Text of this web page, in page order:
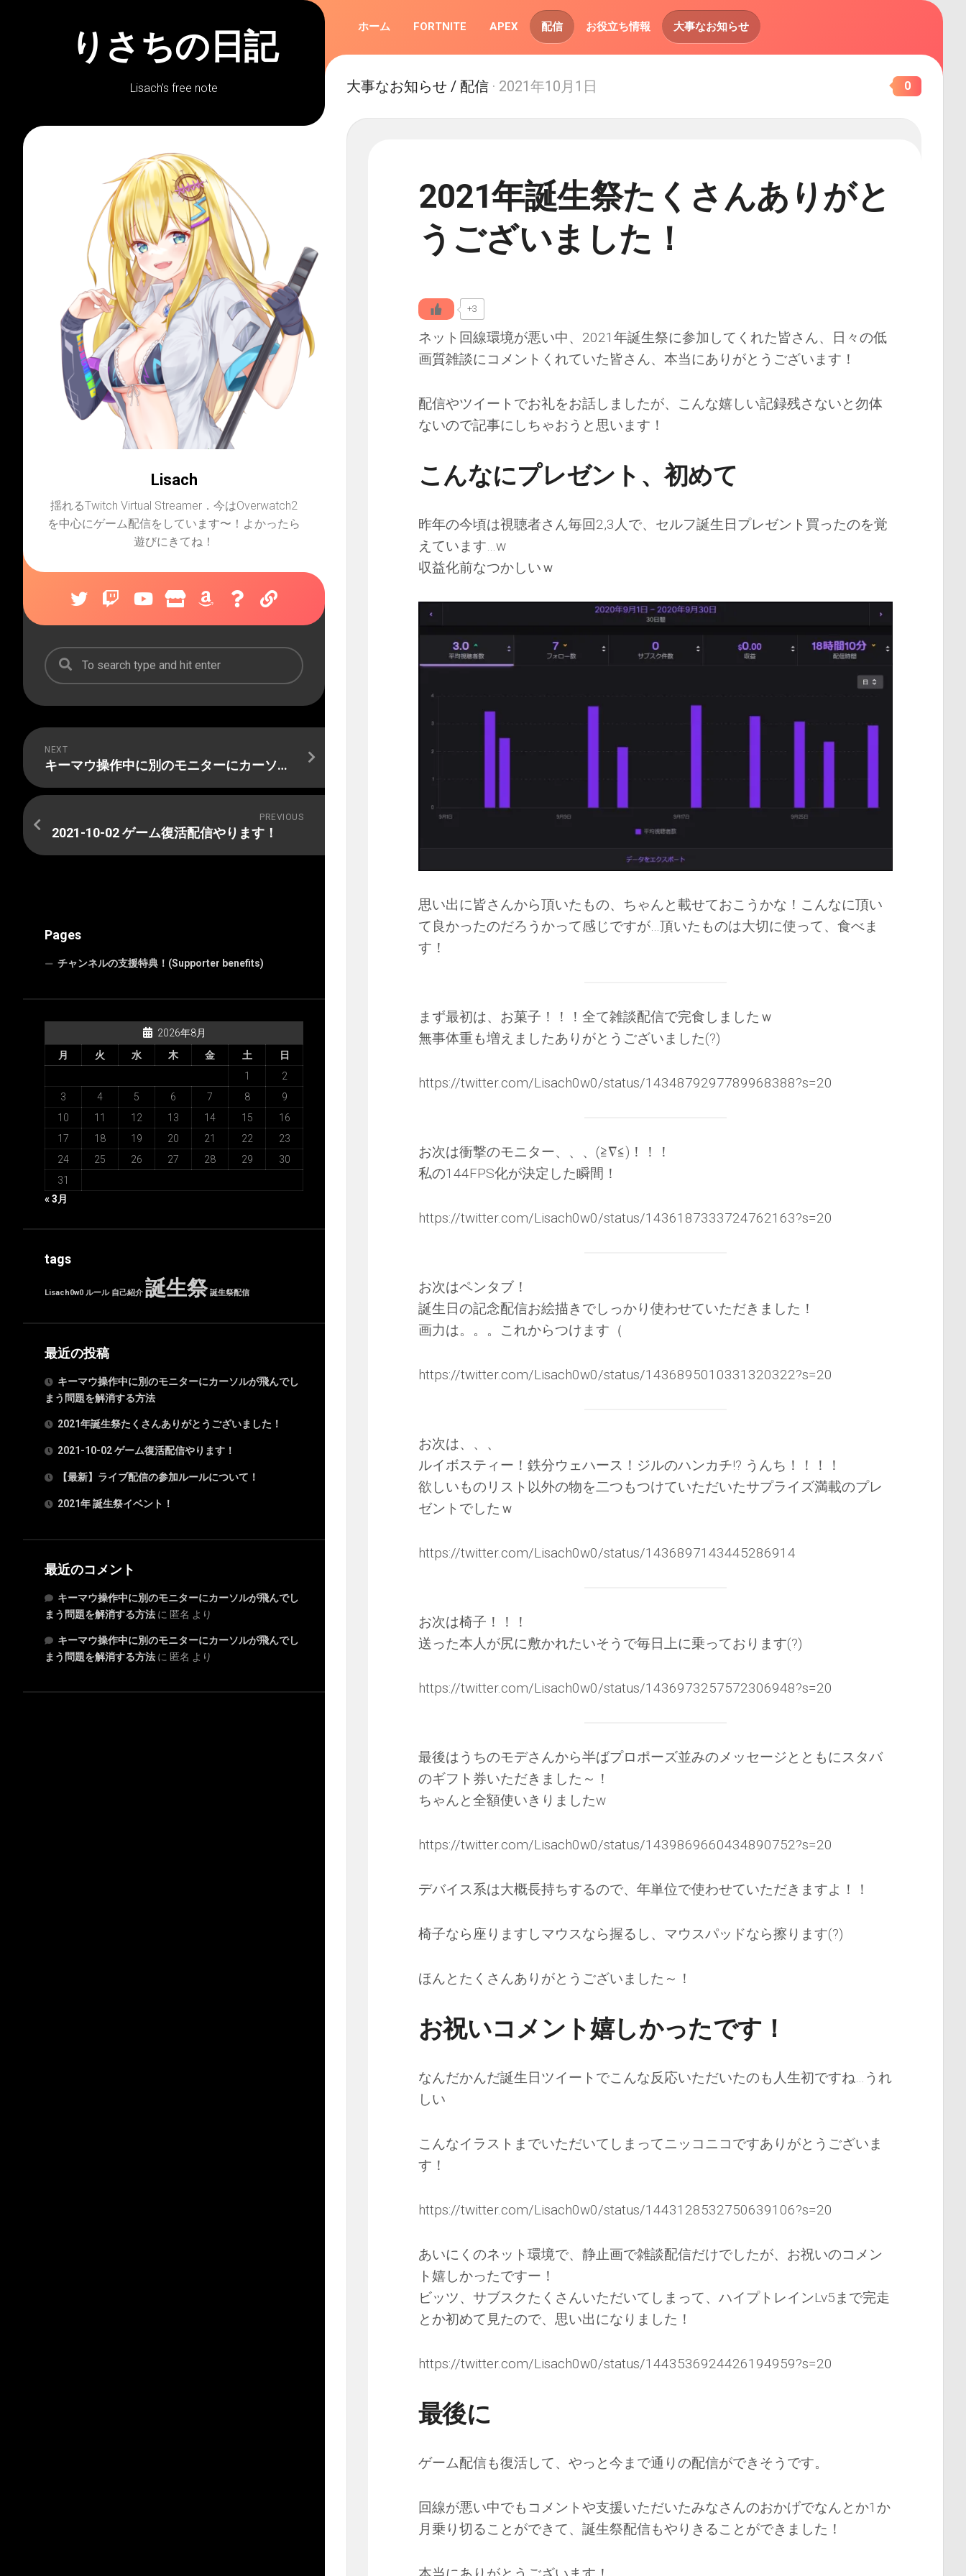
りさちの日記
Lisach’s free note
Lisach
揺れるTwitch Virtual Streamer．今はOverwatch2
を中心にゲーム配信をしています〜！よかったら
遊びにきてね！
NEXT
キーマウ操作中に別のモニターにカーソルが飛んでしまう問題を解消する方法
PREVIOUS
2021-10-02 ゲーム復活配信やります！
Pages
チャンネルの支援特典！(Supporter benefits)
2026年8月
月
火 水 木 金 土
日
1
2
3
4 5 6 7 8
9
10
11 12 13 14 15
16
17
18 19 20 21 22
23
24
25 26 27 28 29
30
31
« 3月
tags
Lisach0w0 ルール 自己紹介 誕生祭 誕生祭配信
最近の投稿
キーマウ操作中に別のモニターにカーソルが飛んでし
まう問題を解消する方法
2021年誕生祭たくさんありがとうございました！
2021-10-02 ゲーム復活配信やります！
【最新】ライブ配信の参加ルールについて！
2021年 誕生祭イベント！
最近のコメント
キーマウ操作中に別のモニターにカーソルが飛んでし
まう問題を解消する方法 に 匿名 より
キーマウ操作中に別のモニターにカーソルが飛んでし
まう問題を解消する方法 に 匿名 より
ホーム FORTNITE APEX 配信 お役立ち情報 大事なお知らせ
大事なお知らせ / 配信 · 2021年10月1日 0
2021年誕生祭たくさんありがと
うございました！
+3
ネット回線環境が悪い中、2021年誕生祭に参加してくれた皆さん、日々の低
画質雑談にコメントくれていた皆さん、本当にありがとうございます！
配信やツイートでお礼をお話しましたが、こんな嬉しい記録残さないと勿体
ないので記事にしちゃおうと思います！
こんなにプレゼント、初めて
昨年の今頃は視聴者さん毎回2,3人で、セルフ誕生日プレゼント買ったのを覚
えています…‪w
収益化前なつかしいｗ
思い出に皆さんから頂いたもの、ちゃんと載せておこうかな！こんなに頂い
て良かったのだろうかって感じですが…頂いたものは大切に使って、食べま
す！
まず最初は、お菓子！！！全て雑談配信で完食しましたｗ
無事体重も増えましたありがとうございました(?)
https://twitter.com/Lisach0w0/status/1434879297789968388?s=20
お次は衝撃のモニター、、、(≧∇≦)！！！
私の144FPS化が決定した瞬間！
https://twitter.com/Lisach0w0/status/1436187333724762163?s=20
お次はペンタブ！
誕生日の記念配信お絵描きでしっかり使わせていただきました！
画力は。。。これからつけます（
https://twitter.com/Lisach0w0/status/1436895010331320322?s=20
お次は、、、
ルイボスティー！鉄分ウェハース！ジルのハンカチ!? うんち！！！！
欲しいものリスト以外の物を二つもつけていただいたサプライズ満載のプレ
ゼントでしたｗ
https://twitter.com/Lisach0w0/status/1436897143445286914
お次は椅子！！！
送った本人が尻に敷かれたいそうで毎日上に乗っております(?)
https://twitter.com/Lisach0w0/status/1436973257572306948?s=20
最後はうちのモデさんから半ばプロポーズ並みのメッセージとともにスタバ
のギフト券いただきました～！
ちゃんと全額使いきりましたw
https://twitter.com/Lisach0w0/status/1439869660434890752?s=20
デバイス系は大概長持ちするので、年単位で使わせていただきますよ！！
椅子なら座りますしマウスなら握るし、マウスパッドなら擦ります(?)
ほんとたくさんありがとうございました～！
お祝いコメント嬉しかったです！
なんだかんだ誕生日ツイートでこんな反応いただいたのも人生初ですね…うれ
しい
こんなイラストまでいただいてしまってニッコニコですありがとうございま
す！
https://twitter.com/Lisach0w0/status/1443128532750639106?s=20
あいにくのネット環境で、静止画で雑談配信だけでしたが、お祝いのコメン
ト嬉しかったですー！
ビッツ、サブスクたくさんいただいてしまって、ハイプトレインLv5まで完走
とか初めて見たので、思い出になりました！
https://twitter.com/Lisach0w0/status/1443536924426194959?s=20
最後に
ゲーム配信も復活して、やっと今まで通りの配信ができそうです。
回線が悪い中でもコメントや支援いただいたみなさんのおかげでなんとか1か
月乗り切ることができて、誕生祭配信もやりきることができました！